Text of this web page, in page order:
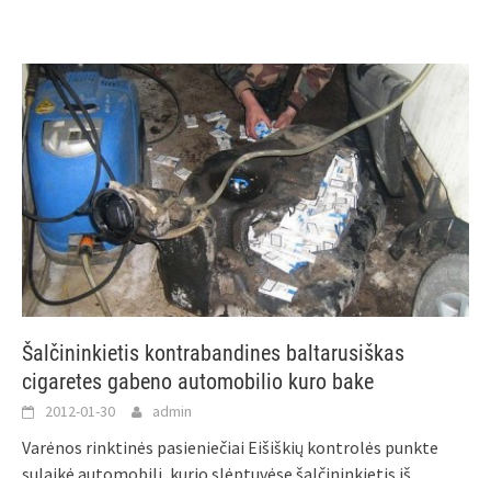
Šalčininkietis kontrabandines baltarusiškas
cigaretes gabeno automobilio kuro bake
2012-01-30 admin
Varėnos rinktinės pasieniečiai Eišiškių kontrolės punkte